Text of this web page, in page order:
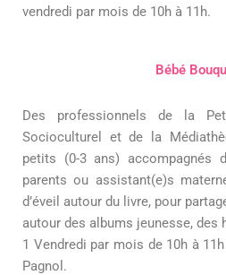
vendredi par mois de 10h à 11h.
Bébé
Des professionnels de la
Socioculturel et de la
petits (0-3 ans) accompagnés
parents ou assistant(e)s
d’éveil autour du livre, pour
autour des albums jeunesse,
1 Vendredi par mois de 10h à
Pagnol.